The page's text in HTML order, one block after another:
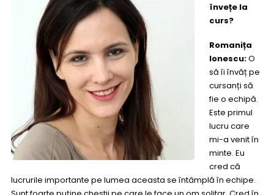
învețe la
curs?
Romanița
Ionescu:O
să îi învăț pe
cursanți să
fie o echipă.
Este primul
lucru care
mi-a venit în
minte. Eu
cred că
lucrurile importante pe lumea aceasta se întâmplă în echipe.